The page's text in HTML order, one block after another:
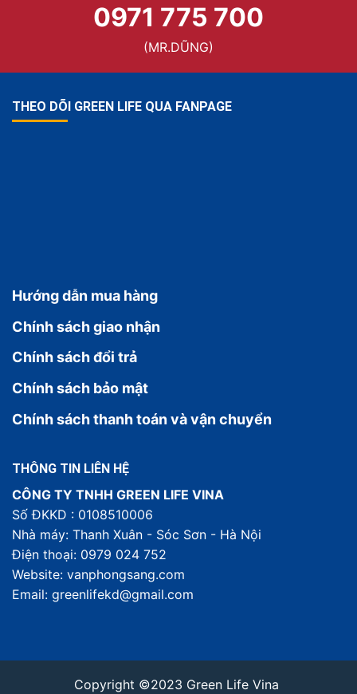
0971 775 700
(MR.DŨNG)
THEO DÕI GREEN LIFE QUA FANPAGE
Hướng dẫn mua hàng
Chính sách giao nhận
Chính sách đổi trả
Chính sách bảo mật
Chính sách thanh toán và vận chuyển
THÔNG TIN LIÊN HỆ
CÔNG TY TNHH GREEN LIFE VINA
Số ĐKKD : 0108510006
Nhà máy: Thanh Xuân - Sóc Sơn - Hà Nội
Điện thoại: 0979 024 752
Website: vanphongsang.com
Email: greenlifekd@gmail.com
Copyright ©2023 Green Life Vina